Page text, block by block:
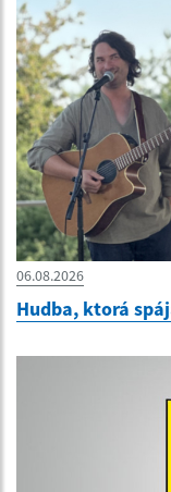
06.08.2026
Hudba, ktorá